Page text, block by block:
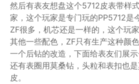
然后有表友想盘这个5712皮表带样
家，这个玩家是专门玩的PP5712是
ZF很多，机芯还是一样的，这个玩
其他一些配色，ZF只有生产这种颜
一个后钻的改造，下面给表友们展示
还有表圈用莫桑钻，头粒和表扣也
皮。